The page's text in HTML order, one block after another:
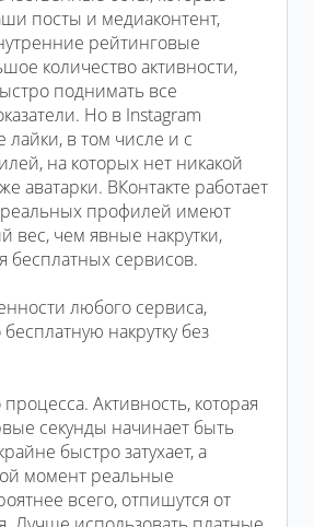
посты и медиаконтент,
рейтинговые
количество активности,
поднимать все
Но в Instagram
в том числе и с
на которых нет никакой
аватарки. ВКонтакте работает
реальных профилей имеют
вес, чем явные накрутки,
бесплатных сервисов.
любого сервиса,
накрутку без
Активность, которая
секунды начинает быть
быстро затухает, а
момент реальные
всего, отпишутся от